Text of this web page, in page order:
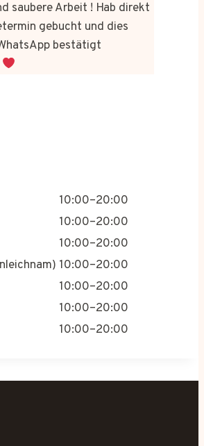
saubere Arbeit ! Hab direkt
gebucht und dies
bestätigt
10:00–20:00
10:00–20:00
10:00–20:00
10:00–20:00
10:00–20:00
10:00–20:00
10:00–20:00